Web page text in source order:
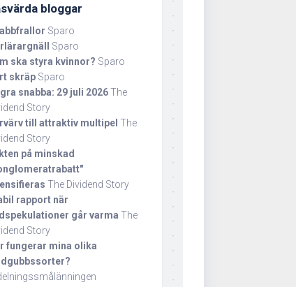
bloggar
Sparo
Sparo
ska styra kvinnor? Sparo
skräp Sparo
snabba: 29 juli 2026The
Story
till attraktiv multipel The
Story
på minskad
The Dividend Story
rapport när
går varma The
Story
fungerar mina olika